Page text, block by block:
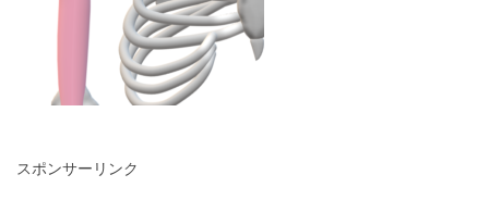
スポンサーリンク